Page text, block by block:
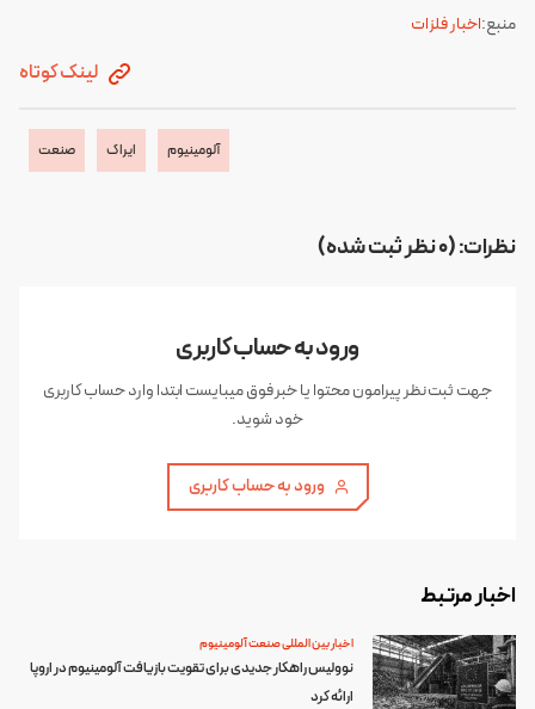
منبع:اخبار فلزات
لینک کوتاه
آلومینیوم ایراک صنعت
نظرات: (0 نظر ثبت شده)
ورود به حساب کاربری
جهت ثبت نظر پیرامون محتوا یا خبر فوق میبایست ابتدا وارد حساب کاربری
خود شوید.
ورود به حساب کاربری
اخبار مرتبط
اخبار بین المللی صنعت آلومینیوم
نوولیس راهکار جدیدی برای تقویت بازیافت آلومینیوم در اروپا
ارائه کرد